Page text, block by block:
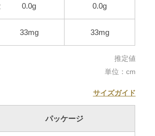
0.0g 0.0g
33mg 33mg
推定値
単位：cm
サイズガイド
パッケージ